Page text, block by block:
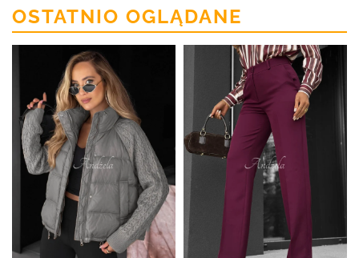
OSTATNIO OGLĄDANE